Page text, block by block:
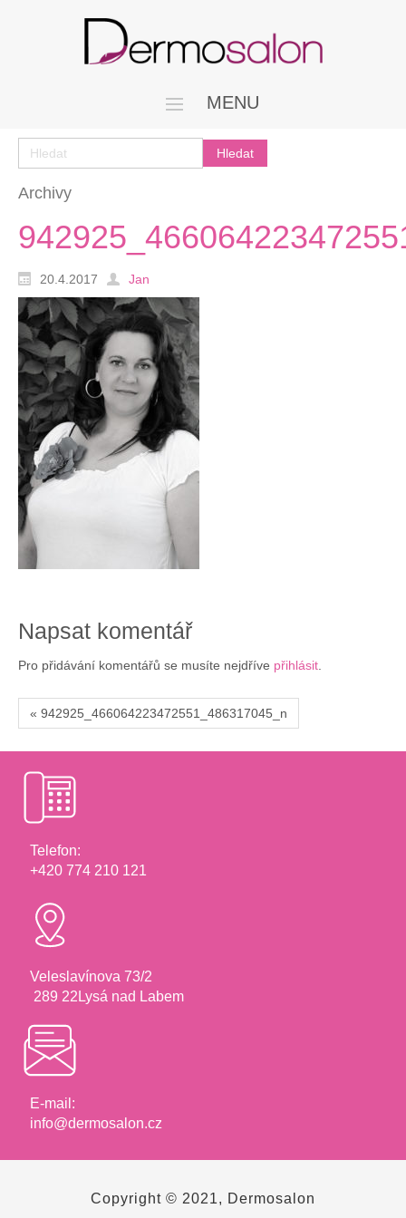
MENU
Archivy
20.4.2017 Jan
Napsat komentář
Pro přidávání komentářů se musíte nejdříve přihlásit
« 942925_466064223472551_486317045_n
Telefon:
+420 774 210 121
Veleslavínova 73/2
289 22Lysá nad Labem
E-mail:
info@dermosalon.cz
Copyright © 2021, Dermosalon